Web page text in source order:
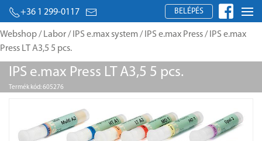
+36 1 299-0117 BELÉPÉS
Webshop/ Labor/ IPS e.max system/ IPS e.max Press/ IPS e.max
Press LT A3,5 5 pcs.
IPS e.max Press LT A3,5 5 pcs.
Termék kód: 605276